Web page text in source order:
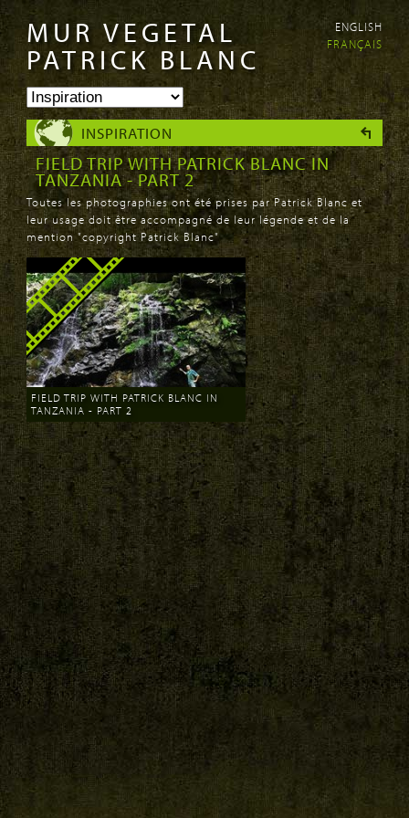
Aller au
contenu
principal
Skip to
navigation
MUR VEGETAL
PATRICK BLANC
ENGLISH
FRANÇAIS
INSPIRATION
FIELD TRIP WITH PATRICK BLANC IN
TANZANIA - PART 2
Toutes les photographies ont été prises par Patrick Blanc et
leur usage doit être accompagné de leur légende et de la
mention "copyright Patrick Blanc"
FIELD TRIP WITH PATRICK BLANC IN
TANZANIA - PART 2